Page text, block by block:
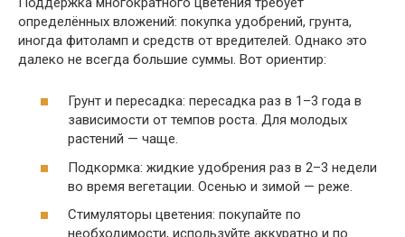
определённых вложений: покупка удобрений, грунта,
иногда фитоламп и средств от вредителей. Однако это
далеко не всегда большие суммы. Вот ориентир:
Грунт и пересадка: пересадка раз в 1–3 года в
зависимости от темпов роста. Для молодых
растений — чаще.
Подкормка: жидкие удобрения раз в 2–3 недели
во время вегетации. Осенью и зимой — реже.
Стимуляторы цветения: покупайте по
необходимости, используйте аккуратно и по